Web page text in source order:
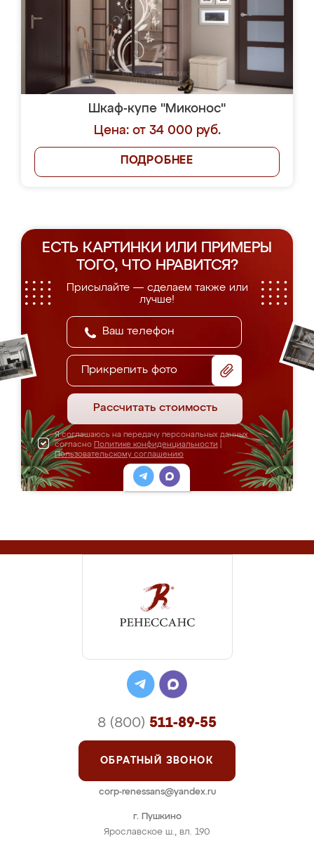
Шкаф-купе "Миконос"
Цена: от 34 000 руб.
ПОДРОБНЕЕ
ЕСТЬ КАРТИНКИ ИЛИ ПРИМЕРЫ
ТОГО, ЧТО НРАВИТСЯ?
Присылайте — сделаем также или
лучше!
Прикрепить фото
Рассчитать стоимость
Я соглашаюсь на передачу персональных данных
согласно Политике конфиденциальности
Пользовательскому соглашению
г. Пушкино
Ярославское ш., вл. 190
8 (800) 511-89-55
ОБРАТНЫЙ ЗВОНОК
corp-renessans@yandex.ru